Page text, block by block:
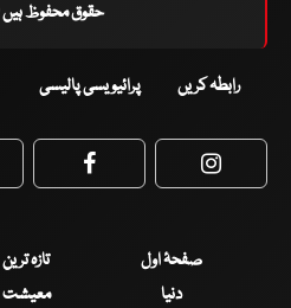
حقوق محفوظ ہیں ©
رابطہ کریں پرائیویسی پالیسی
Facebook
صفحۂ اول تازہ ترین
دنیا
معیشت